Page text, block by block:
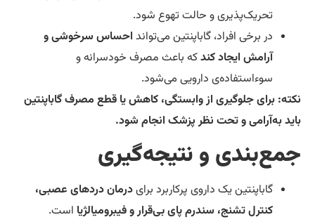
تحریک‌پذیری و حالت تهوع شود.
در برخی افراد، گاباپنتین می‌توانداحساس سرخوشی و
آرامش ایجاد کندکه باعث مصرف خودسرانه و
سوءاستفاده‌ی دارویی می‌شود.
برای جلوگیری از وابستگی، کاهش یا قطع مصرف گاباپنتین
به‌آرامی و تحت نظر پزشک انجام شود.
و نتیجه‌گیری
گاباپنتین یک داروی پرکاربرد برای درمان دردهای عصبی،
کنترل تشنج، سندرم پای بی‌قرار و فیبرومیالژیااست.